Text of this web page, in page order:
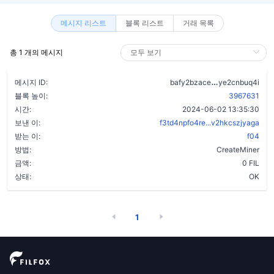
메시지 리스트 블록 리스트 거래 목록
총 1 개의 메시지
메시지 ID: bafy2bzace
ye2cnbuq4i
블록 높이:
3967631
시간:
2024-06-02 13:35:30
보낸 이:
f3td4npfo4re...v2hkcszjyaga
받는 이:
f04
방법:
CreateMiner
금액:
0 FIL
상태:
OK
1